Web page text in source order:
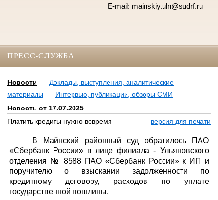
E-mail: mainskiy.uln@sudrf.ru
ПРЕСС-СЛУЖБА
Новости
Доклады, выступления, аналитические
материалы
Интервью, публикации, обзоры СМИ
Новость от 17.07.2025
Платить кредиты нужно вовремя
версия для печати
В Майнский районный суд обратилось ПАО
«Сбербанк России» в лице филиала - Ульяновского
отделения № 8588 ПАО «Сбербанк России» к ИП и
поручителю о взыскании задолженности по
кредитному договору, расходов по уплате
государственной пошлины.